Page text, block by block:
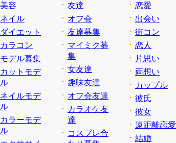
美容
ネイル
ダイエット
カラコン
モデル募集
カットモデ
ル
ネイルモデ
ル
カラーモデ
ル
友達
オフ会
友達募集
マイミク募
集
女友達
趣味友達
オフ会友達
カラオケ友
達
コスプレ合
恋愛
出会い
街コン
恋人
片思い
両想い
カップル
彼氏
彼女
遠距離恋愛
結婚